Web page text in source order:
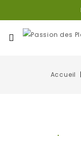
Accueil